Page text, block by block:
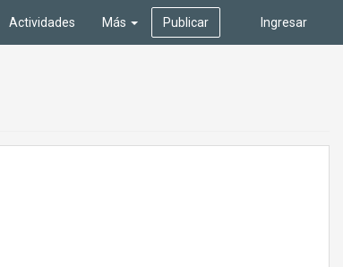
Ingresar
Actividades Más Publicar